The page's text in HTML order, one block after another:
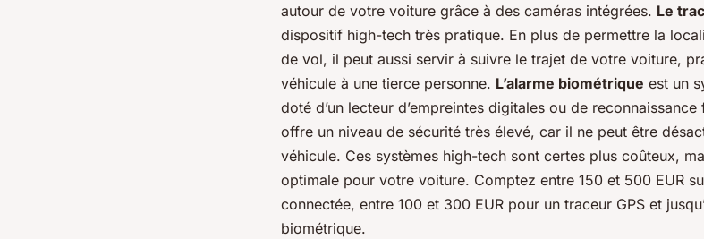
autour de votre voiture grâce à des caméras intégrées. Le
dispositif high-tech très pratique. En plus de permettre la
de vol, il peut aussi servir à suivre le trajet de votre voiture,
véhicule à une tierce personne. L’alarme biométrique est un
doté d’un lecteur d’empreintes digitales ou de
offre un niveau de sécurité très élevé, car il ne peut être
véhicule. Ces systèmes high-tech sont certes plus coûteux,
optimale pour votre voiture. Comptez entre 150 et 500 EUR
connectée, entre 100 et 300 EUR pour un traceur GPS et
biométrique.